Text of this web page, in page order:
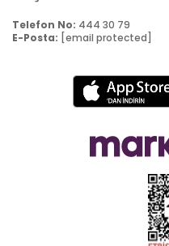
Telefon No: 444 30 79
E-Posta: [email protected]